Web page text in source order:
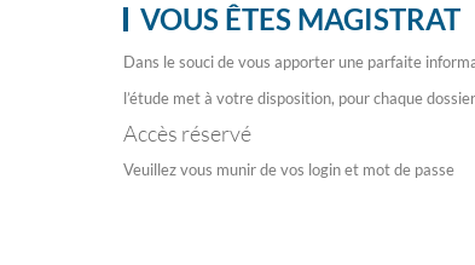
VOUS ÊTES MAGISTRAT
Dans le souci de vous apporter une parfaite
l’étude met à votre disposition, pour chaque
Accès réservé
Veuillez vous munir de vos login et mot de passe